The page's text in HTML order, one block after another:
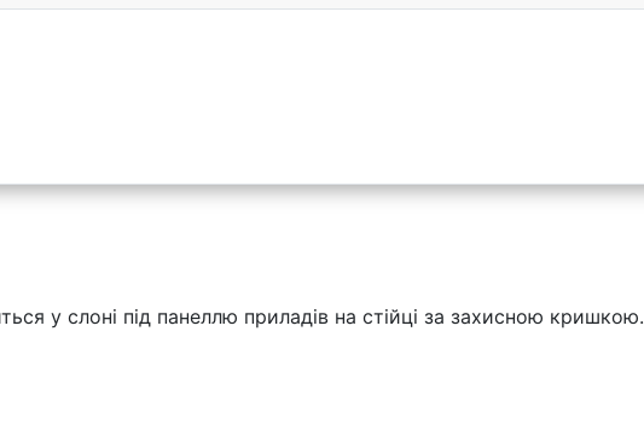
у слоні під панеллю приладів на стійці за захисною кришкою.